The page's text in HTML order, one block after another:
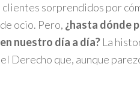
clientes sorprendidos por
ocio. Pero, ¿hasta dónde
nuestro día a día? La
Derecho que, aunque